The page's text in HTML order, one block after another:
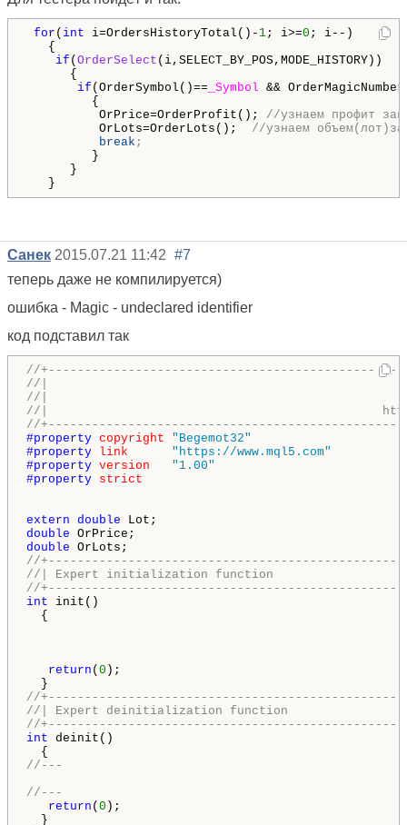
for ( int i=OrdersHistoryTotal()- 1; i>=0 ; i--)
{
if ( OrderSelect (i,SELECT_BY_POS,MODE_HISTORY))
{
if (OrderSymbol()== _Symbol &&
{
OrPrice=OrderProfit(); //узнаем профит
OrLots=OrderLots(); //узнаем
break
}
}
}
Санек 2015.07.21 11:42 #7
теперь даже не компилируется)
ошибка - Magic - undeclared identifier
код подставил так
//
//|
//|
//|
//
#property copyright
"Begemot32"
#property link
"https://www.mql5.com"
#property version
"1.00"
#property strict
extern double
double
double
//
//| Expert initialization function
//
int init()
{
return ( 0 );
//
//| Expert deinitialization function
//
int deinit()
//---
//---
return ( 0 );